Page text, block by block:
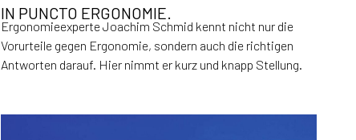
IN PUNCTO ERGONOMIE.
Ergonomieexperte Joachim Schmid kennt nicht nur die
Vorurteile gegen Ergonomie, sondern auch die richtigen
Antworten darauf. Hier nimmt er kurz und knapp Stellung.